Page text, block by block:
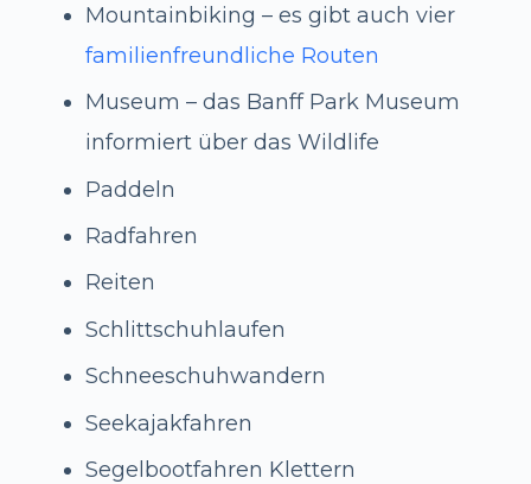
Mountainbiking – es gibt auch vier
familienfreundliche Routen
Museum – das Banff Park Museum
informiert über das Wildlife
Paddeln
Radfahren
Reiten
Schlittschuhlaufen
Schneeschuhwandern
Seekajakfahren
Segelbootfahren Klettern